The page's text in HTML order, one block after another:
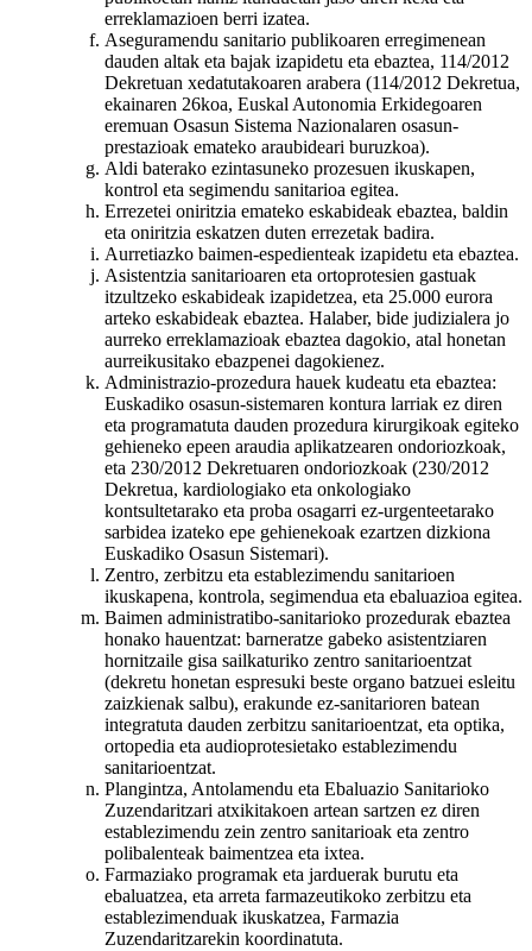
erreklamazioen berri izatea.
Aseguramendu sanitario publikoaren erregimenean
dauden altak eta bajak izapidetu eta ebaztea, 114/2012
Dekretuan xedatutakoaren arabera (114/2012 Dekretua,
ekainaren 26koa, Euskal Autonomia Erkidegoaren
eremuan Osasun Sistema Nazionalaren osasun-
prestazioak emateko araubideari buruzkoa).
Aldi baterako ezintasuneko prozesuen ikuskapen,
kontrol eta segimendu sanitarioa egitea.
Errezetei oniritzia emateko eskabideak ebaztea, baldin
eta oniritzia eskatzen duten errezetak badira.
Aurretiazko baimen-espedienteak izapidetu eta ebaztea.
Asistentzia sanitarioaren eta ortoprotesien gastuak
itzultzeko eskabideak izapidetzea, eta 25.000 eurora
arteko eskabideak ebaztea. Halaber, bide judizialera jo
aurreko erreklamazioak ebaztea dagokio, atal honetan
aurreikusitako ebazpenei dagokienez.
Administrazio-prozedura hauek kudeatu eta ebaztea:
Euskadiko osasun-sistemaren kontura larriak ez diren
eta programatuta dauden prozedura kirurgikoak egiteko
gehieneko epeen araudia aplikatzearen ondoriozkoak,
eta 230/2012 Dekretuaren ondoriozkoak (230/2012
Dekretua, kardiologiako eta onkologiako
kontsultetarako eta proba osagarri ez-urgenteetarako
sarbidea izateko epe gehienekoak ezartzen dizkiona
Euskadiko Osasun Sistemari).
Zentro, zerbitzu eta establezimendu sanitarioen
ikuskapena, kontrola, segimendua eta ebaluazioa egitea.
Baimen administratibo-sanitarioko prozedurak ebaztea
honako hauentzat: barneratze gabeko asistentziaren
hornitzaile gisa sailkaturiko zentro sanitarioentzat
(dekretu honetan espresuki beste organo batzuei esleitu
zaizkienak salbu), erakunde ez-sanitarioren batean
integratuta dauden zerbitzu sanitarioentzat, eta optika,
ortopedia eta audioprotesietako establezimendu
sanitarioentzat.
Plangintza, Antolamendu eta Ebaluazio Sanitarioko
Zuzendaritzari atxikitakoen artean sartzen ez diren
establezimendu zein zentro sanitarioak eta zentro
polibalenteak baimentzea eta ixtea.
Farmaziako programak eta jarduerak burutu eta
ebaluatzea, eta arreta farmazeutikoko zerbitzu eta
establezimenduak ikuskatzea, Farmazia
Zuzendaritzarekin koordinatuta.